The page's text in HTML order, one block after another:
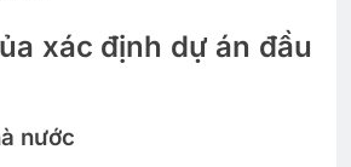
xác định dự án đầu
nước